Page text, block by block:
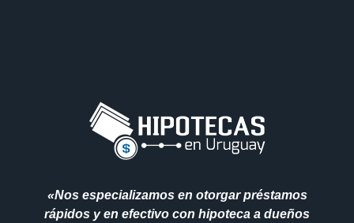
«Nos especializamos en otorgar préstamos
rápidos y en efectivo con hipoteca a dueños